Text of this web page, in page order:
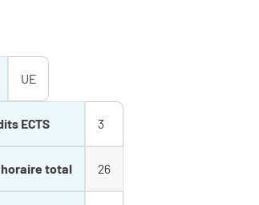
UE
ECTS 3
total 26